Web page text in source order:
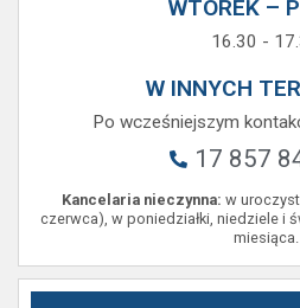
WTOREK –
16.30 -
W INNYCH
Po wcześniejszym
17 857
Kancelaria nieczynna: w
czerwca), w poniedziałki, niedziele i
miesiąca.